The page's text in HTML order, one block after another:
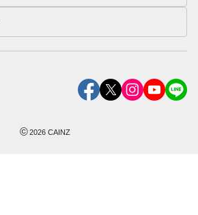
©2026 CAINZ